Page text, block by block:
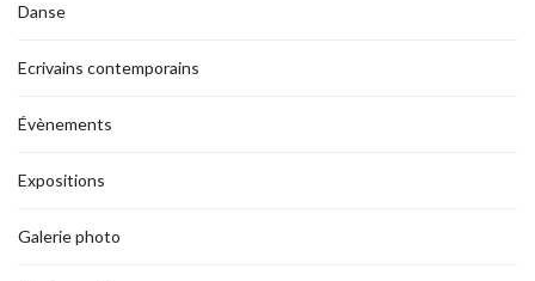
Danse
Ecrivains contemporains
Évènements
Expositions
Galerie photo